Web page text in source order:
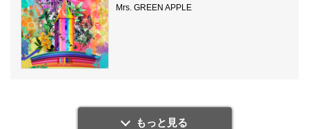
もっと見る
Mrs. GREEN APPLE